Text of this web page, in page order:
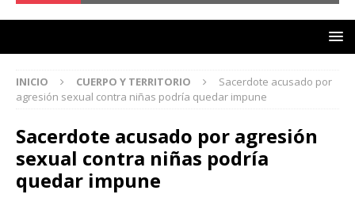
INICIO CUERPO Y TERRITORIO
Sacerdote acusado por
agresión sexual contra niñas podría quedar impune
Sacerdote acusado por agresión
sexual contra niñas podría
quedar impune